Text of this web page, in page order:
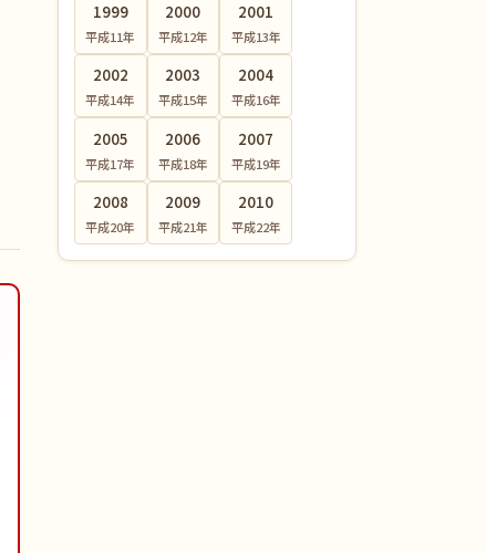
1999
平成11年
2000
平成12年
2001
平成13年
2002
平成14年
2003
平成15年
2004
平成16年
2005
平成17年
2006
平成18年
2007
平成19年
2008
平成20年
2009
平成21年
2010
平成22年